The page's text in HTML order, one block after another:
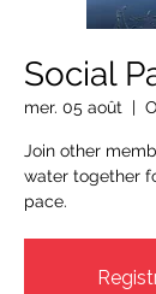
Social
mer. 05 août
  |
Join other
water together
pace.